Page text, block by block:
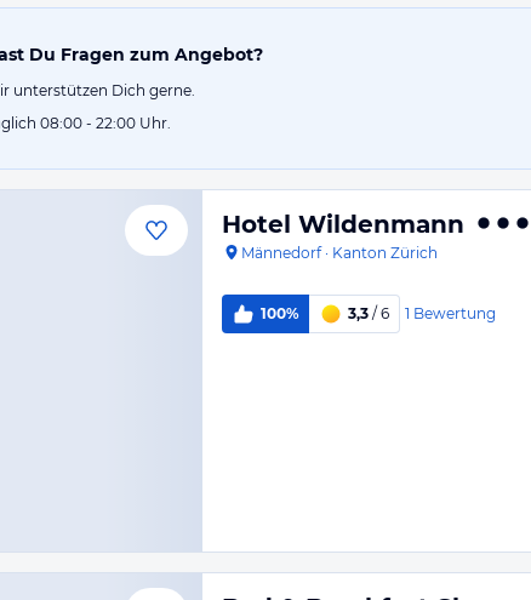
Du Fragen zum Angebot?
unterstützen Dich gerne.
08:00 - 22:00 Uhr.
Hotel Wildenmann
Männedorf· Kanton Zürich
100% 3,3 / 6 1 Bewertung